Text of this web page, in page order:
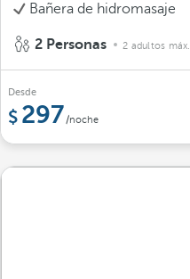
Bañera de hidromasaje
2 Personas 2 adultos máx.
Desde
297/noche